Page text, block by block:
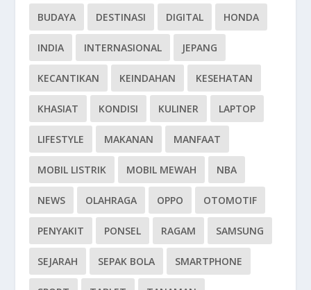
BUDAYA DESTINASI DIGITAL HONDA
INDIA INTERNASIONAL JEPANG
KECANTIKAN KEINDAHAN KESEHATAN
KHASIAT KONDISI KULINER LAPTOP
LIFESTYLE MAKANAN MANFAAT
MOBIL LISTRIK MOBIL MEWAH NBA
NEWS OLAHRAGA OPPO OTOMOTIF
PENYAKIT PONSEL RAGAM SAMSUNG
SEJARAH SEPAK BOLA SMARTPHONE